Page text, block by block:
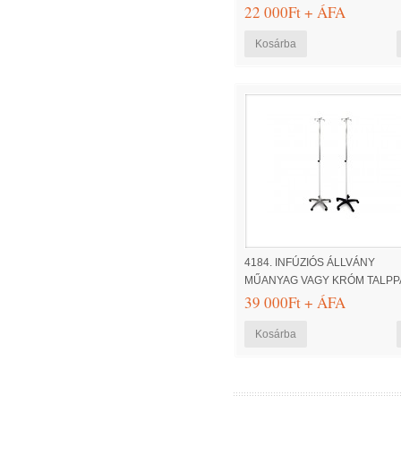
22 000Ft + ÁFA
4184. INFÚZIÓS ÁLLVÁNY
MŰANYAG VAGY KRÓM
39 000Ft + ÁFA